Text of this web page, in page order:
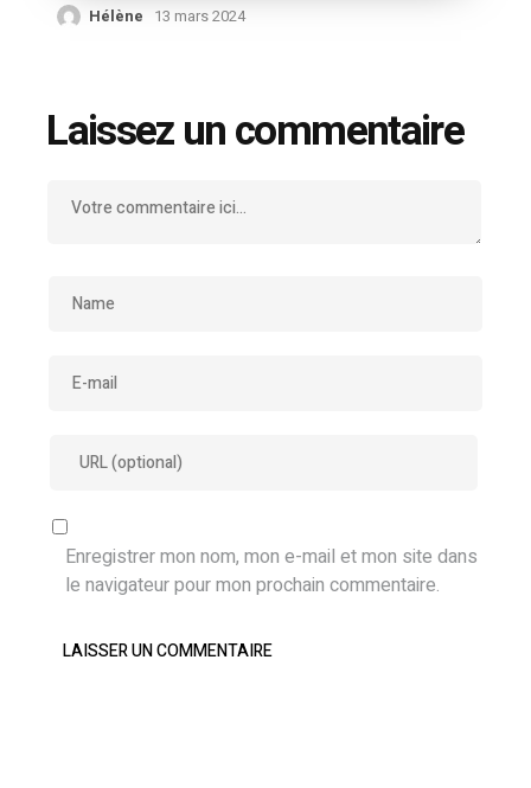
Hélène 13 mars 2024
Laissez un commentaire
Enregistrer mon nom, mon e-mail et mon site dans
le navigateur pour mon prochain commentaire.